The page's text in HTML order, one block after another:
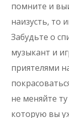
помните и
наизусть, то
Забудьте о
музыкант и
приятелями
не меняйте
которую вы